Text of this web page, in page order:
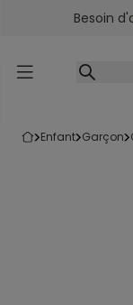
Accéder auBesoin
enfant garçon